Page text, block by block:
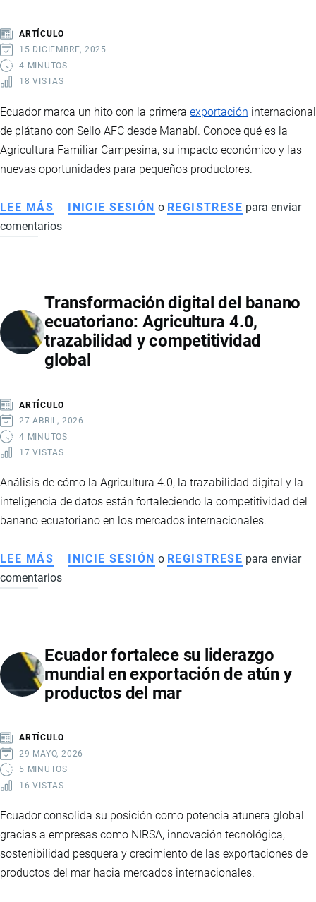
ARTÍCULO
15 DICIEMBRE, 2025
4 MINUTOS
18 VISTAS
Ecuador marca un hito con la primera exportación internacional
de plátano con Sello AFC desde Manabí. Conoce qué es la
Agricultura Familiar Campesina, su impacto económico y las
nuevas oportunidades para pequeños productores.
LEE MÁS SOBRE
ECUADOR
EXPORTACIÓN
DE
PLÁTANO
CON
FORTALECE
A
AGRICULTURA
INICIE SESIÓN o REGISTRESE para enviar
comentarios
Transformación digital del banano
ecuatoriano: Agricultura 4.0,
trazabilidad y competitividad
global
ARTÍCULO
27 ABRIL, 2026
4 MINUTOS
17 VISTAS
Análisis de cómo la Agricultura 4.0, la trazabilidad digital y la
inteligencia de datos están fortaleciendo la competitividad del
banano ecuatoriano en los mercados internacionales.
LEE MÁS SOBRE
TRANSFORMACIÓN
ECUATORIANO:
AGRICULTURA
4.0,
COMPETITIVIDAD
GLOBAL
INICIE SESIÓN o REGISTRESE para enviar
comentarios
Ecuador fortalece su liderazgo
mundial en exportación de atún y
productos del mar
ARTÍCULO
29 MAYO, 2026
5 MINUTOS
16 VISTAS
Ecuador consolida su posición como potencia atunera global
gracias a empresas como NIRSA, innovación tecnológica,
sostenibilidad pesquera y crecimiento de las exportaciones de
productos del mar hacia mercados internacionales.